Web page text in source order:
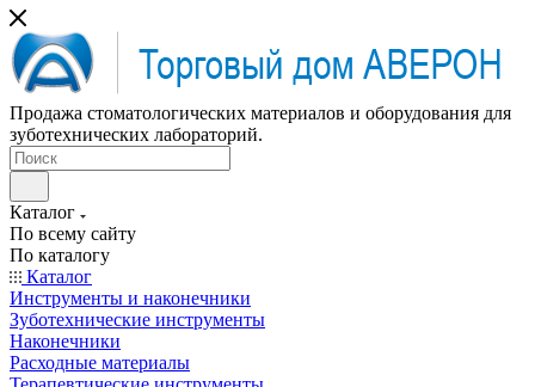
Продажа стоматологических материалов и оборудования для
зуботехнических лабораторий.
Каталог
По всему сайту
По каталогу
Каталог
Инструменты и наконечники
Зуботехнические инструменты
Наконечники
Расходные материалы